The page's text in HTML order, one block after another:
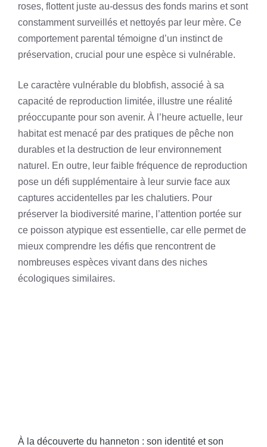
roses, flottent juste au-dessus des fonds marins et sont
constamment surveillés et nettoyés par leur mère. Ce
comportement parental témoigne d’un instinct de
préservation, crucial pour une espèce si vulnérable.
Le caractère vulnérable du blobfish, associé à sa
capacité de reproduction limitée, illustre une réalité
préoccupante pour son avenir. À l’heure actuelle, leur
habitat est menacé par des pratiques de pêche non
durables et la destruction de leur environnement
naturel. En outre, leur faible fréquence de reproduction
pose un défi supplémentaire à leur survie face aux
captures accidentelles par les chalutiers. Pour
préserver la biodiversité marine, l’attention portée sur
ce poisson atypique est essentielle, car elle permet de
mieux comprendre les défis que rencontrent de
nombreuses espèces vivant dans des niches
écologiques similaires.
À la découverte du hanneton : son identité et son